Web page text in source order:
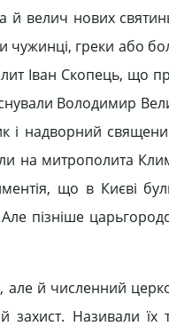
й велич нових
чужинці, греки або
Іван Скопець, що
Володимир
і надворний
на митрополита
що в Києві
пізніше
але й численний
захист. Називали